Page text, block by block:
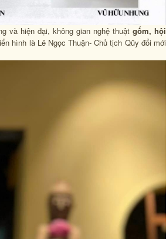
và hiện đại, không gian nghệ thuậtgốm, hội
hình là Lê Ngọc Thuận- Chủ tịch Qũy đổi mới